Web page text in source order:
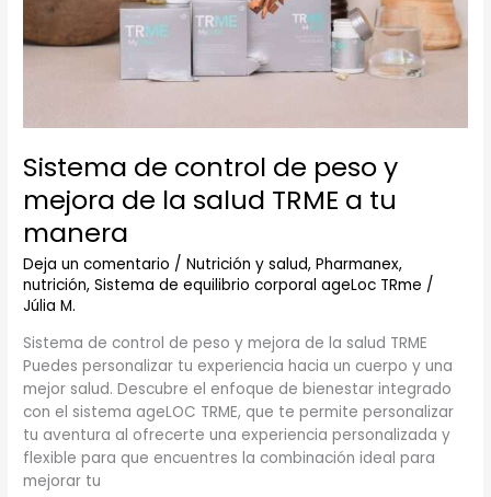
Sistema de control de peso y
mejora de la salud TRME a tu
manera
Deja un comentario /Nutrición y salud,Pharmanex,
nutrición,Sistema de equilibrio corporal ageLoc TRme /
Júlia M.
Sistema de control de peso y mejora de la salud TRME
Puedes personalizar tu experiencia hacia un cuerpo y una
mejor salud. Descubre el enfoque de bienestar integrado
con el sistema ageLOC TRME, que te permite personalizar
tu aventura al ofrecerte una experiencia personalizada y
flexible para que encuentres la combinación ideal para
mejorar tu
salud
TRME